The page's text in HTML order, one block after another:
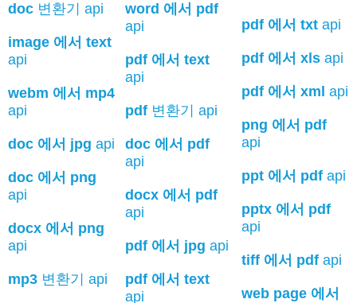
doc 변환기 api
image 에서 text
api
webm 에서 mp4
api
doc 에서 jpg api
doc 에서 png
api
docx 에서 png
api
mp3 변환기 api
word 에서 pdf
api
pdf 에서 text
api
pdf변환기 api
doc 에서 pdf
api
docx 에서 pdf
api
pdf 에서 jpg api
pdf 에서 text
api
pdf 에서 txt api
pdf 에서 xls api
pdf 에서 xml api
png 에서 pdf
api
ppt 에서 pdf api
pptx 에서 pdf
api
tiff 에서 pdf api
web page 에서